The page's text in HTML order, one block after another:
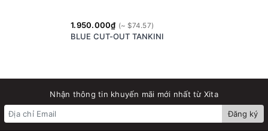
1.950.000₫
BLUE CUT-OUT TANKINI
Nhận thông tin khuyến mãi mới nhất từ Xita
Đăng ký